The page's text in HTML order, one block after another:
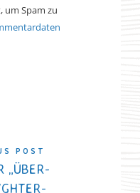
um Spam zu
POST
„ÜBER-